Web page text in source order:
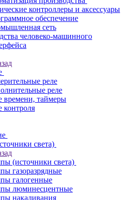
контроллеры и аксессуары
обеспечение
сеть
человеко-машинного
реле
реле
времени, таймеры
контроля
света)
(источники света)
газоразрядные
галогенные
люминесцентные
накаливания